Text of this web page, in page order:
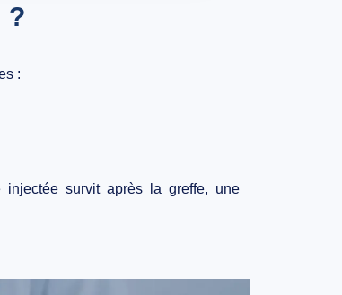
?
:
survit après la greffe, une